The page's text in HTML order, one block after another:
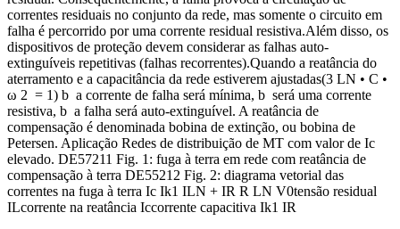
correntes residuais no conjunto da rede, mas somente o circuito em
falha é percorrido por uma corrente residual resistiva.Além disso, os
dispositivos de proteção devem considerar as falhas auto-
extinguíveis repetitivas (falhas recorrentes).Quando a reatância do
aterramento e a capacitância da rede estiverem ajustadas(3 LN • C •
ω 2 = 1) b a corrente de falha será mínima, b será uma corrente
resistiva, b a falha será auto-extinguível. A reatância de
compensação é denominada bobina de extinção, ou bobina de
Petersen. Aplicação Redes de distribuição de MT com valor de Ic
elevado. DE57211 Fig. 1: fuga à terra em rede com reatância de
compensação à terra DE55212 Fig. 2: diagrama vetorial das
correntes na fuga à terra Ic Ik1 ILN + IR R LN V0tensão residual
ILcorrente na reatância Iccorrente capacitiva Ik1 IR